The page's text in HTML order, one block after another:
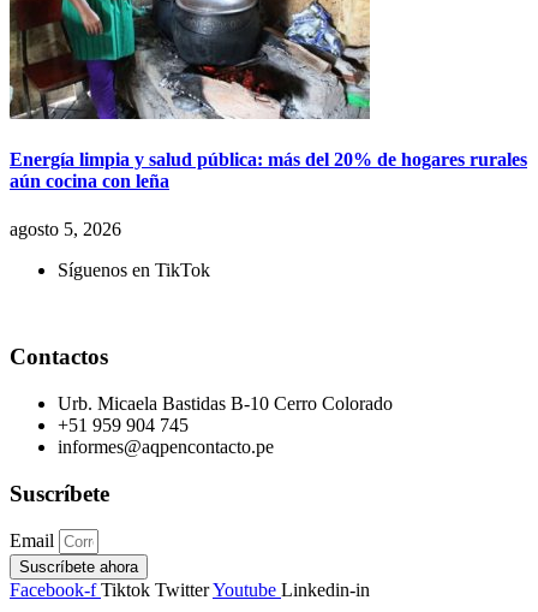
Energía limpia y salud pública: más del 20% de hogares rurales
aún cocina con leña
agosto 5, 2026
Síguenos en TikTok
Contactos
Urb. Micaela Bastidas B-10 Cerro Colorado
+51 959 904 745
informes@aqpencontacto.pe
Suscríbete
Email
Suscríbete ahora
Facebook-f Tiktok TwitterYoutube Linkedin-in